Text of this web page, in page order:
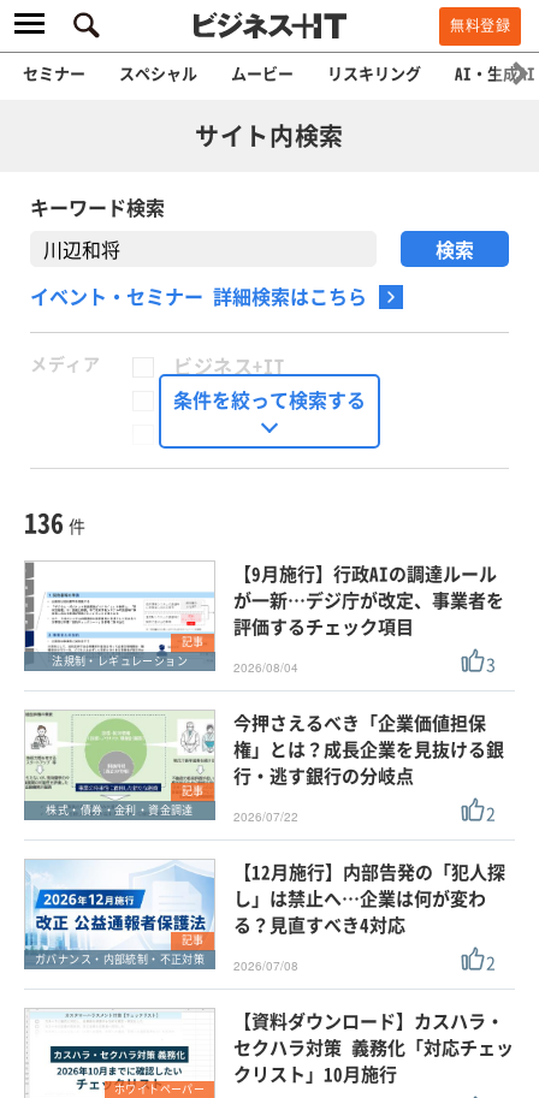
無料登録
セミナー スペシャル ムービー リスキリング AI・生成AI
サイト内検索
キーワード検索
イベント・セミナー 詳細検索はこちら
メディア
ビジネス+IT
FinTech Journal
Seizo Trend
外部ニュース
スペシャルに限定する
タグ
クリア この条件で検索する
条件を絞って検索する
136 件
記事
法規制・レギュレーション
【9月施行】行政AIの調達ルール
が一新…デジ庁が改定、事業者を
評価するチェック項目
2026/08/04 3
記事
株式・債券・金利・資金調達
今押さえるべき「企業価値担保
権」とは？成長企業を見抜ける銀
行・逃す銀行の分岐点
2026/07/22 2
記事
ガバナンス・内部統制・不正対策
【12月施行】内部告発の「犯人探
し」は禁止へ…企業は何が変わ
る？見直すべき4対応
2026/07/08 2
ホワイトペーパー
【資料ダウンロード】カスハラ・
セクハラ対策 義務化「対応チェッ
クリスト」10月施行